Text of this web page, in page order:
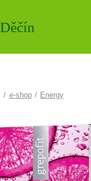
/ e-shop / Energy